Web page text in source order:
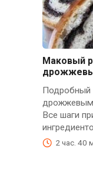
Маковый
Подробный
дрожжевым
Все шаги
2 час. 40